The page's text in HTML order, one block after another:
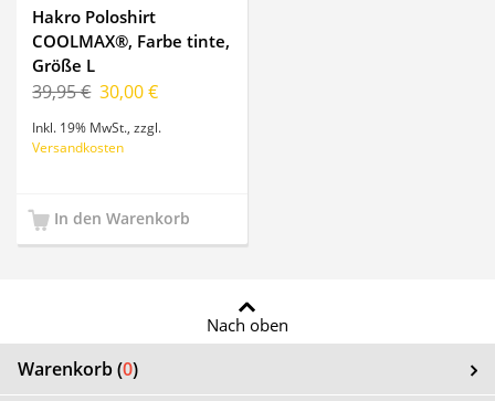
Hakro Poloshirt
COOLMAX®, Farbe tinte,
Größe L
39,95 € 30,00 €
Inkl. 19% MwSt. ,zzgl.
Versandkosten
In den Warenkorb
Nach oben
Warenkorb (0)